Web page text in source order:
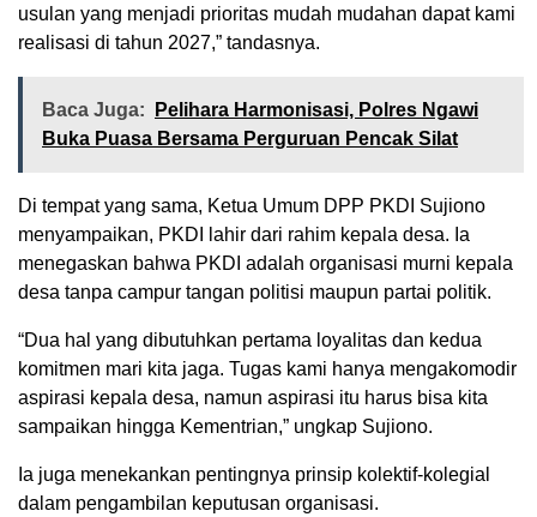
usulan yang menjadi prioritas mudah mudahan dapat kami
realisasi di tahun 2027,” tandasnya.
Baca Juga:
Pelihara Harmonisasi, Polres Ngawi
Buka Puasa Bersama Perguruan Pencak Silat
Di tempat yang sama, Ketua Umum DPP PKDI Sujiono
menyampaikan, PKDI lahir dari rahim kepala desa. Ia
menegaskan bahwa PKDI adalah organisasi murni kepala
desa tanpa campur tangan politisi maupun partai politik.
“Dua hal yang dibutuhkan pertama loyalitas dan kedua
komitmen mari kita jaga. Tugas kami hanya mengakomodir
aspirasi kepala desa, namun aspirasi itu harus bisa kita
sampaikan hingga Kementrian,” ungkap Sujiono.
Ia juga menekankan pentingnya prinsip kolektif-kolegial
dalam pengambilan keputusan organisasi.